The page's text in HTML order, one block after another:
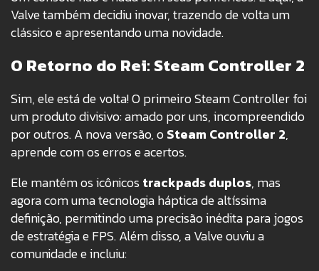
Valve também decidiu inovar, trazendo de volta um
clássico e apresentando uma novidade.
O Retorno do Rei: Steam Controller 2
Sim, ele está de volta! O primeiro Steam Controller foi
um produto divisivo: amado por uns, incompreendido
por outros. A nova versão, oSteam Controller 2,
aprende com os erros e acertos.
Ele mantém os icônicos trackpads duplos, mas
agora com uma tecnologia háptica de altíssima
definição, permitindo uma precisão inédita para jogos
de estratégia e FPS. Além disso, a Valve ouviu a
comunidade e incluiu: